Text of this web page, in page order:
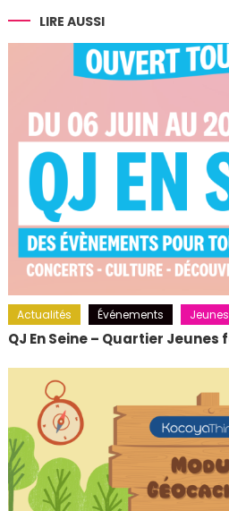
l’article
LIRE AUSSI
Actualités Événements Jeunes
QJ En Seine – Quartier Jeunes